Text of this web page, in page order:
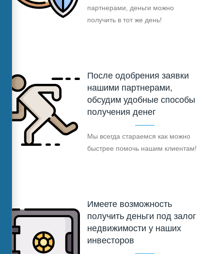
партнерами, деньги можно
получить в тот же день!
После одобрения заявки
нашими партнерами,
обсудим удобные способы
получения денег
Мы всегда стараемся как можно
быстрее помочь нашим клиентам!
Имеете возможность
получить деньги под залог
недвижимости у наших
инвесторов